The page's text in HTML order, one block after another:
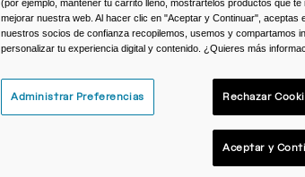
(por ejemplo, mantener tu carrito lleno, mostrartelos productos que
mejorar nuestra web. Al hacer clic en "Aceptar y Continuar",
nuestros socios de confianza recopilemos, usemos y compartamos
personalizar tu experiencia digital y contenido. ¿Quieres más
Administrar Preferencias Rechazar
Aceptar y